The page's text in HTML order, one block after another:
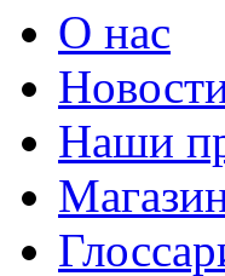
О нас
Наши